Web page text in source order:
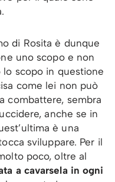
di Rosita è dunque
uno scopo e non
lo scopo in questione
come lei non può
combattere, sembra
anche se in
è una
sviluppare. Per il
poco, oltre al
a cavarsela in ogni